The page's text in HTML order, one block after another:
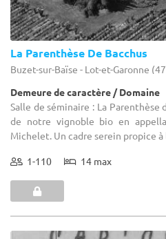
La Parenthèse De Bacchus
Buzet-sur-Baïse - Lot-et-Garonne
Demeure de caractère / Domaine
Salle de séminaire : La Parenthèse
de notre vignoble bio en
Michelet. Un cadre serein propice
1-110 14 max